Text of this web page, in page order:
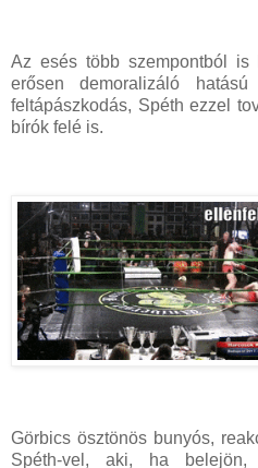
Az esés több szempontból is
erősen demoralizáló
feltápászkodás, Spéth ezzel
bírók felé is.
Görbics ösztönös bunyós,
Spéth-vel, aki, ha